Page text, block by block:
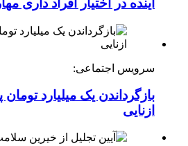
آینده در اختیار افراد داری
سرویس اجتماعی:
بازگرداندن یک میلیارد
ازنایی